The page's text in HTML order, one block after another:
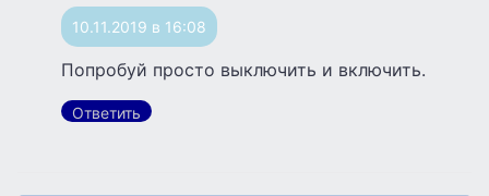
10.11.2019 в 16:08
Попробуй просто выключить и включить.
Ответить